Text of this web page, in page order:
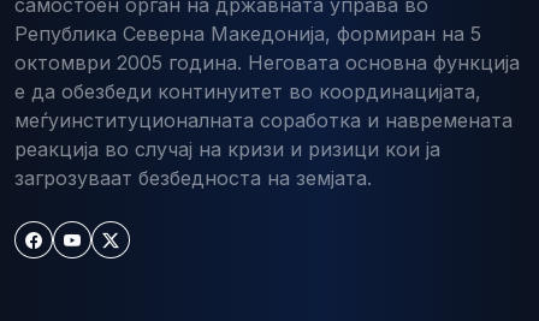
самостоен орган на државната управа во
Република Северна Македонија, формиран на 5
октомври 2005 година. Неговата основна функција
е да обезбеди континуитет во координацијата,
меѓуинституционалната соработка и навремената
реакција во случај на кризи и ризици кои ја
загрозуваат безбедноста на земјата.